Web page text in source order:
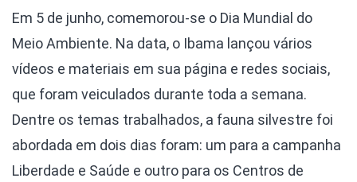
Em 5 de junho, comemorou-se o Dia Mundial do
Meio Ambiente. Na data, o Ibama lançou vários
vídeos e materiais em sua página e redes sociais,
que foram veiculados durante toda a semana.
Dentre os temas trabalhados, a fauna silvestre foi
abordada em dois dias foram: um para a campanha
Liberdade e Saúde e outro para os Centros de